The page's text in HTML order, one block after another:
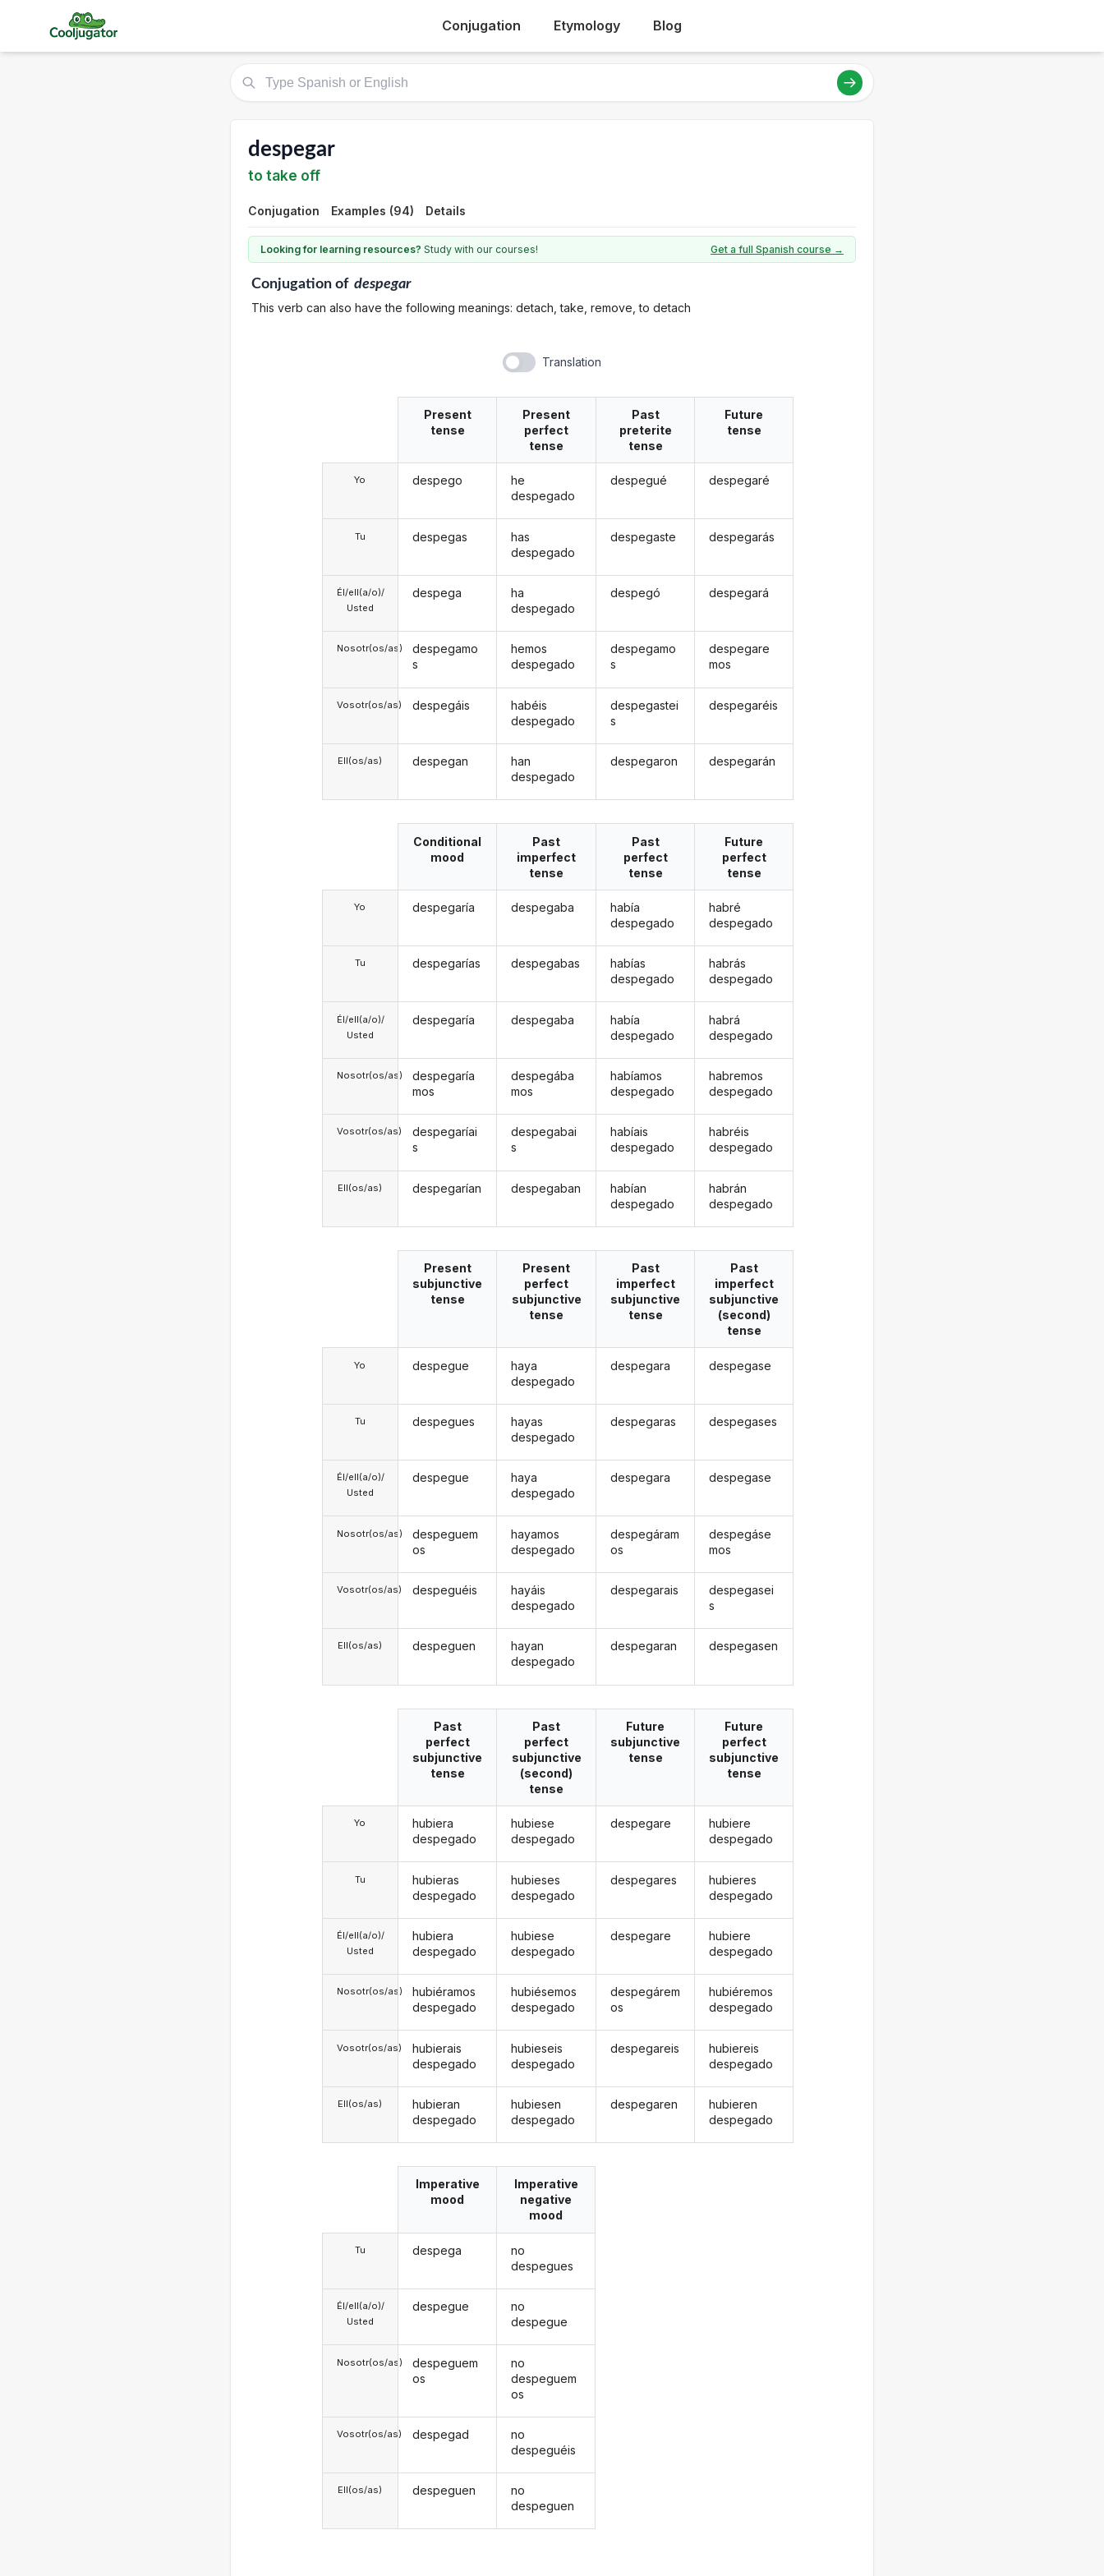
Conjugation Etymology Blog
despegar
to take off
Conjugation Examples (94) Details
Looking for learning resources? Study with our courses! Get a full Spanish course →
Conjugationof despegar
This verb can also have the following meanings: detach, take, remove, to detach
Translation
Yo
Tu
Él/ell(a/o)/
Usted
Nosotr(os/as)
Vosotr(os/as)
Ell(os/as)
Present
tense
despego
despegas
despega
despegamo
s
despegáis
despegan
Present
perfect
tense
he
despegado
has
despegado
ha
despegado
hemos
despegado
habéis
despegado
han
despegado
Past
preterite
tense
despegué
despegaste
despegó
despegamo
s
despegastei
s
despegaron
Future
tense
despegaré
despegarás
despegará
despegare
mos
despegaréis
despegarán
Yo
Tu
Él/ell(a/o)/
Usted
Nosotr(os/as)
Vosotr(os/as)
Ell(os/as)
Conditional
mood
despegaría
despegarías
despegaría
despegaría
mos
despegaríai
s
despegarían
Past
imperfect
tense
despegaba
despegabas
despegaba
despegába
mos
despegabai
s
despegaban
Past
perfect
tense
había
despegado
habías
despegado
había
despegado
habíamos
despegado
habíais
despegado
habían
despegado
Future
perfect
tense
habré
despegado
habrás
despegado
habrá
despegado
habremos
despegado
habréis
despegado
habrán
despegado
Yo
Tu
Él/ell(a/o)/
Usted
Nosotr(os/as)
Vosotr(os/as)
Ell(os/as)
Present
subjunctive
tense
despegue
despegues
despegue
despeguem
os
despeguéis
despeguen
Present
perfect
subjunctive
tense
haya
despegado
hayas
despegado
haya
despegado
hayamos
despegado
hayáis
despegado
hayan
despegado
Past
imperfect
subjunctive
tense
despegara
despegaras
despegara
despegáram
os
despegarais
despegaran
Past
imperfect
subjunctive
(second)
tense
despegase
despegases
despegase
despegáse
mos
despegasei
s
despegasen
Yo
Tu
Él/ell(a/o)/
Usted
Nosotr(os/as)
Vosotr(os/as)
Ell(os/as)
Past
perfect
subjunctive
tense
hubiera
despegado
hubieras
despegado
hubiera
despegado
hubiéramos
despegado
hubierais
despegado
hubieran
despegado
Past
perfect
subjunctive
(second)
tense
hubiese
despegado
hubieses
despegado
hubiese
despegado
hubiésemos
despegado
hubieseis
despegado
hubiesen
despegado
Future
subjunctive
tense
despegare
despegares
despegare
despegárem
os
despegareis
despegaren
Future
perfect
subjunctive
tense
hubiere
despegado
hubieres
despegado
hubiere
despegado
hubiéremos
despegado
hubiereis
despegado
hubieren
despegado
Tu
Él/ell(a/o)/
Usted
Nosotr(os/as)
Vosotr(os/as)
Ell(os/as)
Imperative
mood
despega
despegue
despeguem
os
despegad
despeguen
Imperative
negative
mood
no
despegues
no
despegue
no
despeguem
os
no
despeguéis
no
despeguen